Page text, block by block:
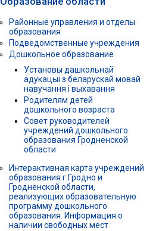
Районные управления и отделы
образования
Подведомственные учреждения
Дошкольное образование
Установы дашкольнай
адукацыі з беларускай мовай
навучання і выхавання
Родителям детей
дошкольного возраста
Совет руководителей
учреждений дошкольного
образования Гродненской
области
Интерактивная карта учреждений
образования г.Гродно и
Гродненской области,
реализующих образовательную
программу дошкольного
образования. Информация о
наличии свободных мест